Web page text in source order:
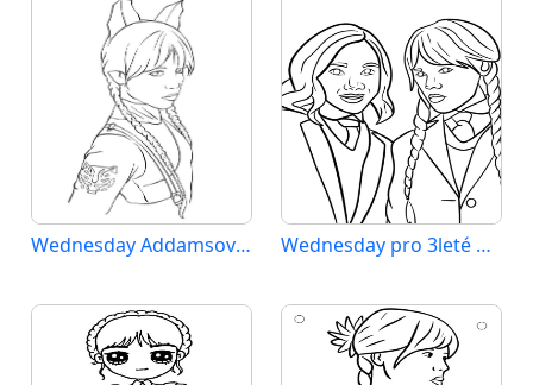
Wednesday Addamsová (4) Wednesday pro 3leté Děti